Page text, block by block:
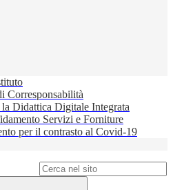
Corresponsabilità
Didattica Digitale Integrata
Servizi e Forniture
per il contrasto al Covid-19